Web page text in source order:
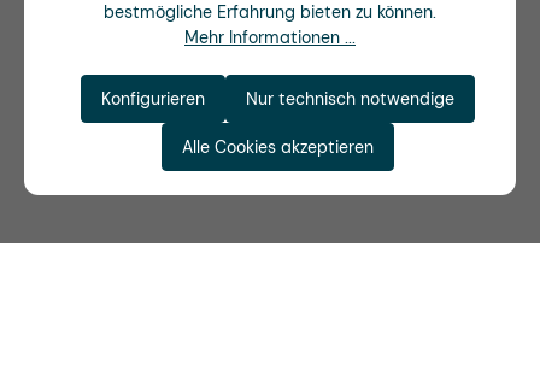
bestmögliche Erfahrung bieten zu können.
Mehr Informationen ...
Nur technisch notwendige
Konfigurieren
Alle Cookies akzeptieren